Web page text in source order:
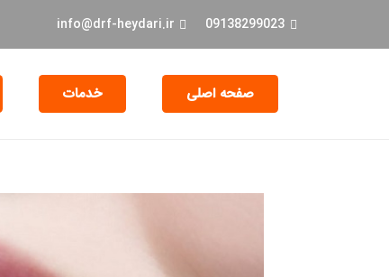
09138299023
info@drf-heydari.ir
صفحه اصلی خدمات